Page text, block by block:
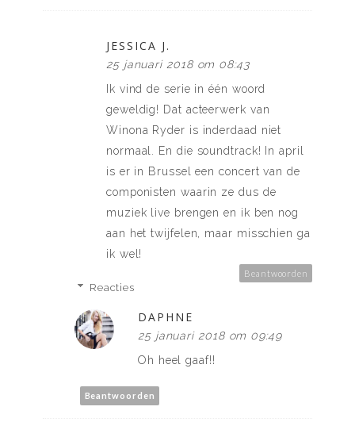
JESSICA J.
25 januari 2018 om 08:43
Ik vind de serie in één woord
geweldig! Dat acteerwerk van
Winona Ryder is inderdaad niet
normaal. En die soundtrack! In april
is er in Brussel een concert van de
componisten waarin ze dus de
muziek live brengen en ik ben nog
aan het twijfelen, maar misschien ga
ik wel!
Beantwoorden
Reacties
DAPHNE
25 januari 2018 om 09:49
Oh heel gaaf!!
Beantwoorden